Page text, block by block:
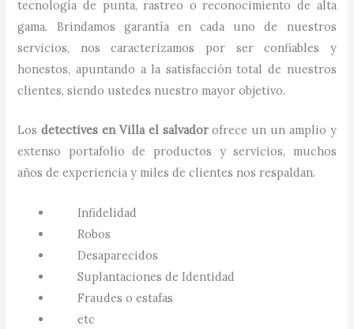
tecnología de punta, rastreo o reconocimiento de alta
gama. Brindamos garantía en cada uno de nuestros
servicios, nos caracterizamos por ser confiables y
honestos, apuntando a la satisfacción total de nuestros
clientes, siendo ustedes nuestro mayor objetivo.
Losdetectivesen Villa el salvadorofrece un un amplio y
extenso portafolio de productos y servicios, muchos
años de experiencia y miles de clientes nos respaldan.
Infidelidad
Robos
Desaparecidos
Suplantaciones de Identidad
Fraudes o estafas
etc